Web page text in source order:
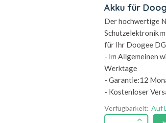
Akku für
Der hochwertige
Schutzelektronik
für Ihr Doogee
- Im Allgemeinen
Werktage
- Garantie:12
- Kostenloser
Verfügbarkeit: Auf